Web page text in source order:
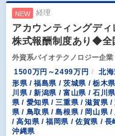
NEW 経理
アカウンティングデ
株式報酬制度あり◆全
外資系バイオテクノロジー企業
1500万円～2499万円
北
形県 / 福島県 / 茨城県 / 栃木
川県 / 新潟県 / 富山県 / 石川
県 / 愛知県 / 三重県 / 滋賀県
県 / 鳥取県 / 島根県 / 岡山県
/ 高知県 / 福岡県 / 佐賀県 /
沖縄県